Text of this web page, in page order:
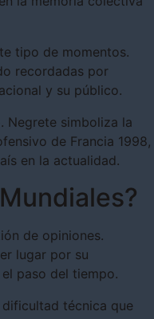
tipo de momentos.
recordadas por
y su público.
Negrete simboliza la
de Francia 1998,
en la actualidad.
de opiniones.
lugar por su
paso del tiempo.
técnica que